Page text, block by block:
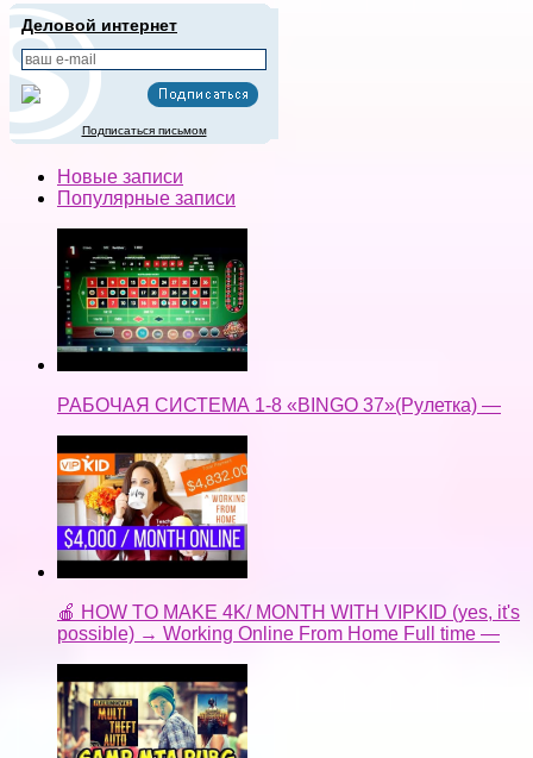
Деловой интернет
Подписаться письмом
Новые записи
Популярные записи
РАБОЧАЯ СИСТЕМА 1-8 «BINGO 37»(Рулетка) —
🍎 HOW TO MAKE 4K/ MONTH WITH VIPKID (yes, it's
possible) → Working Online From Home Full time —